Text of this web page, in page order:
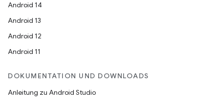
Android 14
Android 13
Android 12
Android 11
DOKUMENTATION UND DOWNLOADS
Anleitung zu Android Studio